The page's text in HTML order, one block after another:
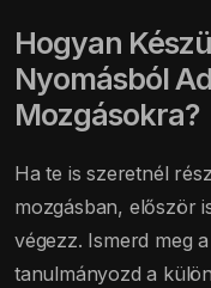
Hogyan
Nyomásból
Mozgásokra?
Ha te is szeretnél
mozgásban, először
végezz. Ismerd meg
tanulmányozd a